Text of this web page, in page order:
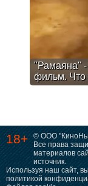
"Рамаяна" -
фильм. Что
18+ © ООО
Все права
материалов
источник.
Используя наш сайт,
политикой